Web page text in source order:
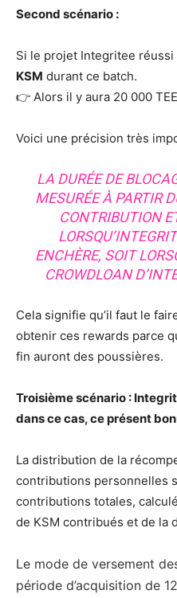
Second scénario :
Si le projet Integritee réussi
KSM durant ce batch.
👉 Alors il y aura 20 000
Voici une précision très
LA DURÉE DE
MESURÉE À PARTIR
CONTRIBUTION
ENCHÈRE, SOIT
CROWDLOAN
Cela signifie qu’il faut le
obtenir ces rewards parce
fin auront des poussières.
Troisième scénario :
dans ce cas, ce présent
La distribution de la
contributions personnelles
contributions totales,
de KSM contribués et de la
Le mode de versement
période d’acquisition de